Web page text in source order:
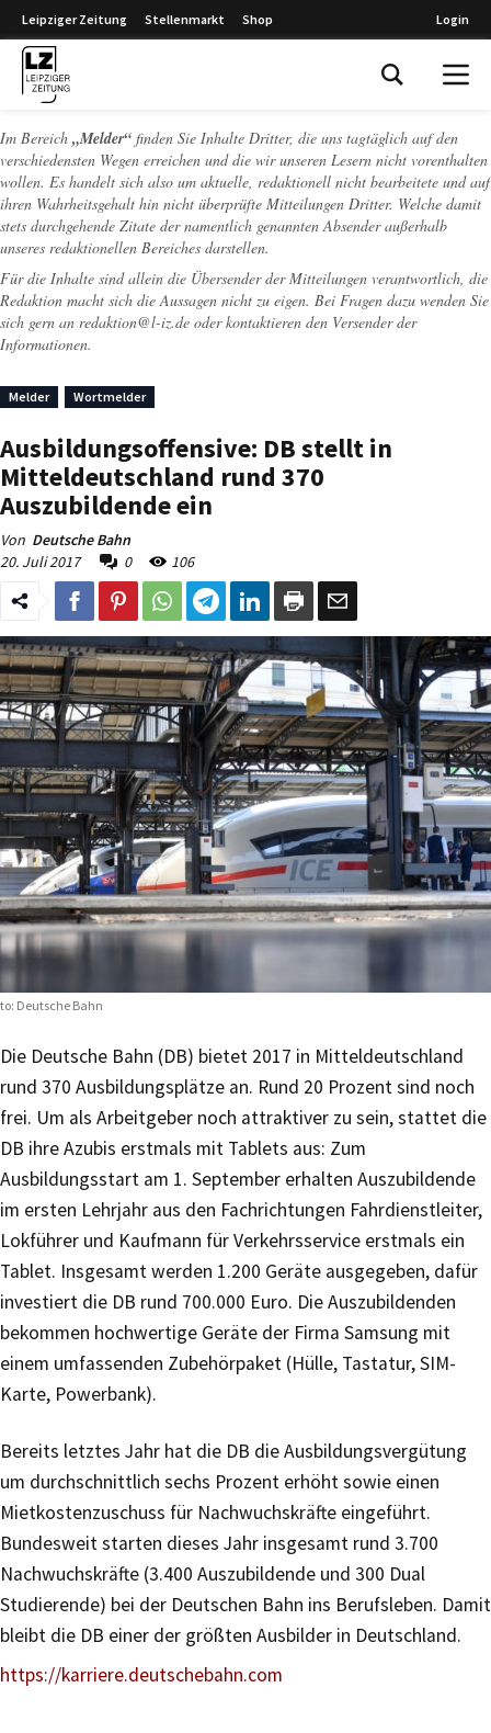
Leipziger Zeitung Stellenmarkt Shop Login
Im Bereich „Melder“ finden Sie Inhalte Dritter, die uns tagtäglich auf den
verschiedensten Wegen erreichen und die wir unseren Lesern nicht vorenthalten
wollen. Es handelt sich also um aktuelle, redaktionell nicht bearbeitete und auf
ihren Wahrheitsgehalt hin nicht überprüfte Mitteilungen Dritter. Welche damit
stets durchgehende Zitate der namentlich genannten Absender außerhalb
unseres redaktionellen Bereiches darstellen.
Für die Inhalte sind allein die Übersender der Mitteilungen verantwortlich, die
Redaktion macht sich die Aussagen nicht zu eigen. Bei Fragen dazu wenden Sie
sich gern an redaktion@l-iz.de oder kontaktieren den Versender der
Informationen.
Melder Wortmelder
Ausbildungsoffensive: DB stellt in
Mitteldeutschland rund 370
Auszubildende ein
Von Deutsche Bahn
20. Juli 2017
0 106
Deutsche Bahn
Die Deutsche Bahn (DB) bietet 2017 in Mitteldeutschland
rund 370 Ausbildungsplätze an. Rund 20 Prozent sind noch
frei. Um als Arbeitgeber noch attraktiver zu sein, stattet die
DB ihre Azubis erstmals mit Tablets aus: Zum
Ausbildungsstart am 1. September erhalten Auszubildende
im ersten Lehrjahr aus den Fachrichtungen Fahrdienstleiter,
Lokführer und Kaufmann für Verkehrsservice erstmals ein
Tablet. Insgesamt werden 1.200 Geräte ausgegeben, dafür
investiert die DB rund 700.000 Euro. Die Auszubildenden
bekommen hochwertige Geräte der Firma Samsung mit
einem umfassenden Zubehörpaket (Hülle, Tastatur, SIM-
Karte, Powerbank).
Bereits letztes Jahr hat die DB die Ausbildungsvergütung
um durchschnittlich sechs Prozent erhöht sowie einen
Mietkostenzuschuss für Nachwuchskräfte eingeführt.
Bundesweit starten dieses Jahr insgesamt rund 3.700
Nachwuchskräfte (3.400 Auszubildende und 300 Dual
Studierende) bei der Deutschen Bahn ins Berufsleben. Damit
bleibt die DB einer der größten Ausbilder in Deutschland.
https://karriere.deutschebahn.com